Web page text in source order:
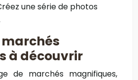
une série de photos
à découvrir
de marchés magnifiques,